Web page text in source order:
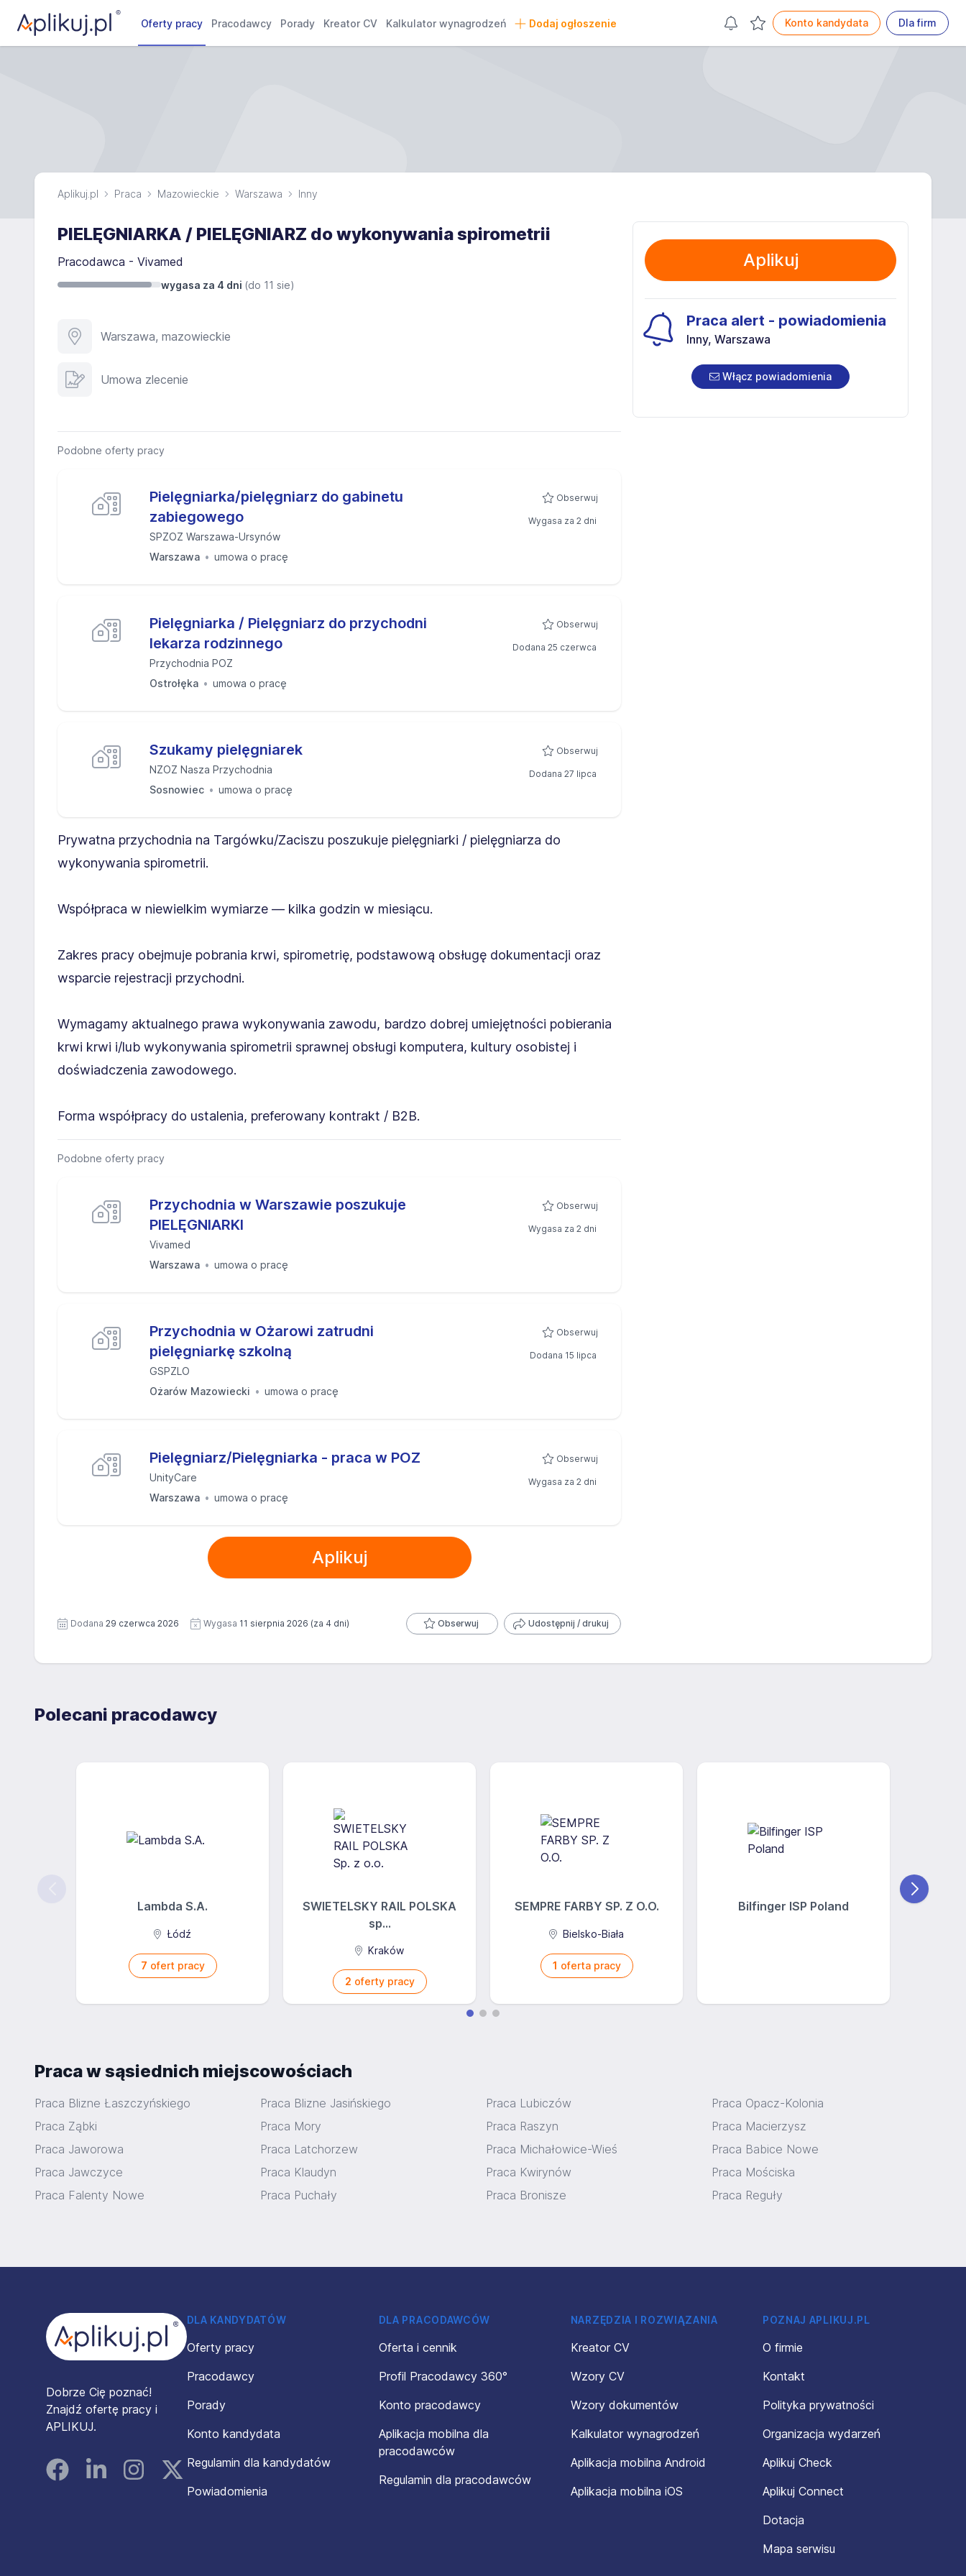
Oferty pracy Pracodawcy Porady Kreator CV Kalkulator wynagrodzeń Dodaj ogłoszenie Konto kandydata Dla firm
Aplikuj.pl Praca Mazowieckie Warszawa Inny
PIELĘGNIARKA / PIELĘGNIARZ do wykonywania spirometrii
Pracodawca - Vivamed
wygasa za 4 dni (do 11 sie)
Warszawa, mazowieckie
Umowa zlecenie
Podobne oferty pracy
Pielęgniarka/pielęgniarz do gabinetu
zabiegowego
SPZOZ Warszawa-Ursynów
Warszawa
umowa o pracę
Obserwuj
Wygasa za 2 dni
Pielęgniarka / Pielęgniarz do przychodni
lekarza rodzinnego
Przychodnia POZ
Ostrołęka
umowa o pracę
Obserwuj
Dodana 25 czerwca
Szukamy pielęgniarek
NZOZ Nasza Przychodnia
Sosnowiec
umowa o pracę
Obserwuj
Dodana 27 lipca
Prywatna przychodnia na Targówku/Zaciszu poszukuje pielęgniarki / pielęgniarza do
wykonywania spirometrii.
Współpraca w niewielkim wymiarze — kilka godzin w miesiącu.
Zakres pracy obejmuje pobrania krwi, spirometrię, podstawową obsługę dokumentacji oraz
wsparcie rejestracji przychodni.
Wymagamy aktualnego prawa wykonywania zawodu, bardzo dobrej umiejętności pobierania
krwi krwi i/lub wykonywania spirometrii sprawnej obsługi komputera, kultury osobistej i
doświadczenia zawodowego.
Forma współpracy do ustalenia, preferowany kontrakt / B2B.
Podobne oferty pracy
Przychodnia w Warszawie poszukuje
PIELĘGNIARKI
Vivamed
Warszawa
umowa o pracę
Obserwuj
Wygasa za 2 dni
Przychodnia w Ożarowi zatrudni
pielęgniarkę szkolną
GSPZLO
Ożarów Mazowiecki
umowa o pracę
Obserwuj
Dodana 15 lipca
Pielęgniarz/Pielęgniarka - praca w POZ
UnityCare
Warszawa
umowa o pracę
Obserwuj
Wygasa za 2 dni
Aplikuj
Dodana 29 czerwca 2026 Wygasa 11 sierpnia 2026 (za 4 dni) Obserwuj Udostępnij / drukuj
Aplikuj
Praca alert - powiadomienia
Inny, Warszawa
Włącz powiadomienia
Polecani pracodawcy
Lambda S.A.
Łódź
7 ofert pracy
SWIETELSKY RAIL POLSKA
sp...
Kraków
2 oferty pracy
SEMPRE FARBY SP. Z O.O.
Bielsko-Biała
1 oferta pracy
Bilfinger ISP Poland
Praca w sąsiednich miejscowościach
Praca Blizne Łaszczyńskiego Praca Blizne Jasińskiego Praca Lubiczów
Praca Opacz-Kolonia
Praca Ząbki
Praca Mory Praca Raszyn
Praca Macierzysz
Praca Jaworowa
Praca Latchorzew Praca Michałowice-Wieś
Praca Babice Nowe
Praca Jawczyce
Praca Klaudyn Praca Kwirynów
Praca Mościska
Praca Falenty Nowe
Praca Puchały Praca Bronisze Praca Reguły
Dobrze Cię poznać!
Znajdź ofertę pracy i
APLIKUJ.
FacebookLinked InInstagramInstagram
DLA KANDYDATÓW
Oferty pracy
Pracodawcy
Porady
Konto kandydata
Regulamin dla kandydatów
Powiadomienia
DLA PRACODAWCÓW
Oferta i cennik
Profil Pracodawcy 360°
Konto pracodawcy
Aplikacja mobilna dla
pracodawców
Regulamin dla pracodawców
NARZĘDZIA I ROZWIĄZANIA
Kreator CV
Wzory CV
Wzory dokumentów
Kalkulator wynagrodzeń
Aplikacja mobilna Android
Aplikacja mobilna iOS
POZNAJ APLIKUJ.PL
O firmie
Kontakt
Polityka prywatności
Organizacja wydarzeń
Aplikuj Check
Aplikuj Connect
Dotacja
Mapa serwisu